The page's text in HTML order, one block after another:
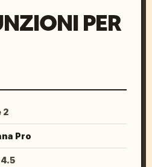
PER
2
Pro